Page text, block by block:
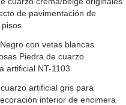
de pavimentación de
con vetas blancas
Piedra de cuarzo
artificial NT-1103
artificial gris para
interior de encimera